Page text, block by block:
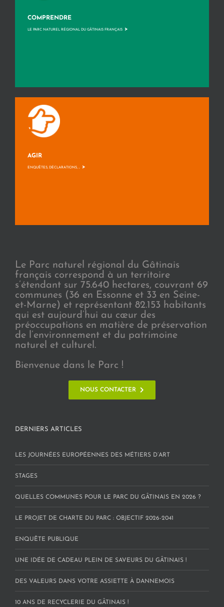
COMPRENDRE
LE PARC NATUREL RÉGIONAL DU GÂTINAIS FRANÇAIS >
AGIR
ENQUÊTES, DÉCLARATIONS, ... >
Le Parc naturel régional du Gâtinais
français correspond à un territoire
s’étendant sur 75.640 hectares, couvrant 69
communes (36 en Essonne et 33 en Seine-
et-Marne) et représentant 82.153 habitants
qui est aujourd’hui au cœur des
préoccupations en matière de préservation
de l’environnement et du patrimoine
naturel et culturel.
Bienvenue dans le Parc !
NOUS CONTACTER
DERNIERS ARTICLES
LES JOURNÉES EUROPÉENNES DES MÉTIERS D’ART
STAGES
QUELLES COMMUNES POUR LE PARC DU GÂTINAIS EN 2026 ?
LE PROJET DE CHARTE DU PARC : OBJECTIF 2026-2041
ENQUÊTE PUBLIQUE
UNE IDÉE DE CADEAU PLEIN DE SAVEURS DU GÂTINAIS !
DES VALEURS DANS VOTRE ASSIETTE À DANNEMOIS
10 ANS DE RECYCLERIE DU GÂTINAIS !